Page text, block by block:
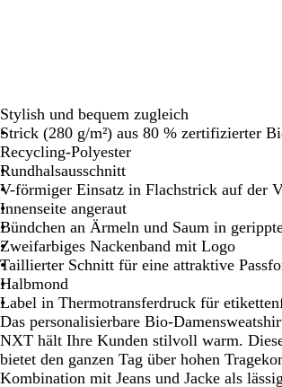
Stylish und bequem zugleich
Strick (280 g/m²) aus 80 % zertifizierter
Recycling-Polyester
Rundhalsausschnitt
V-förmiger Einsatz in Flachstrick auf der
Innenseite angeraut
Bündchen an Ärmeln und Saum in
Zweifarbiges Nackenband mit Logo
Taillierter Schnitt für eine attraktive
Halbmond
Label in Thermotransferdruck für
Das personalisierbare Bio-
NXT hält Ihre Kunden stilvoll warm.
bietet den ganzen Tag über hohen
Kombination mit Jeans und Jacke als